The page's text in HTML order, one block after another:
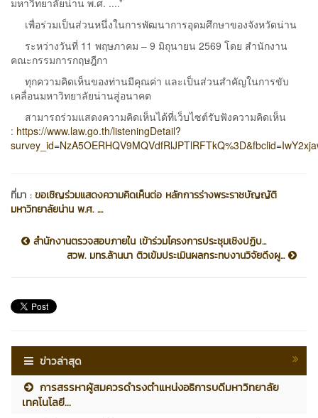
มหาวิทยาลัยน่าน พ.ศ. ....”
เพื่อร่วมเป็นส่วนหนึ่งในการพัฒนาการอุดมศึกษาของจังหวัดน่าน
ระหว่างวันที่ 11 พฤษภาคม – 9 มิถุนายน 2569 โดย สำนักงาน
คณะกรรมการกฤษฎีกา
ทุกความคิดเห็นของท่านมีคุณค่า และเป็นส่วนสำคัญในการขับ
เคลื่อนมหาวิทยาลัยน่านสู่อนาคต
สามารถร่วมแสดงความคิดเห็นได้ที่เว็บไซต์รับฟังความคิดเห็น
: https://www.law.go.th/listeningDetail?
ที่มา :ขอเชิญร่วมแสดงความคิดเห็นต่อ หลักการร่างพระราชบัญญัติ
มหาวิทยาลัยน่าน พ.ศ. ....
สำนักงานตรวจสอบภายใน เข้าร่วมโครงการประชุมเชิงปฏิบ...
สวพ. มทร.ล้านนา ติวเข้มประเมินผลกระทบงานวิจัยดึงผู...
ข่าวล่าสุด
การสรรหาผู้สมควรดำรงตำแหน่งอธิการบดีมหาวิทยาลัย
เทคโนโลยี...